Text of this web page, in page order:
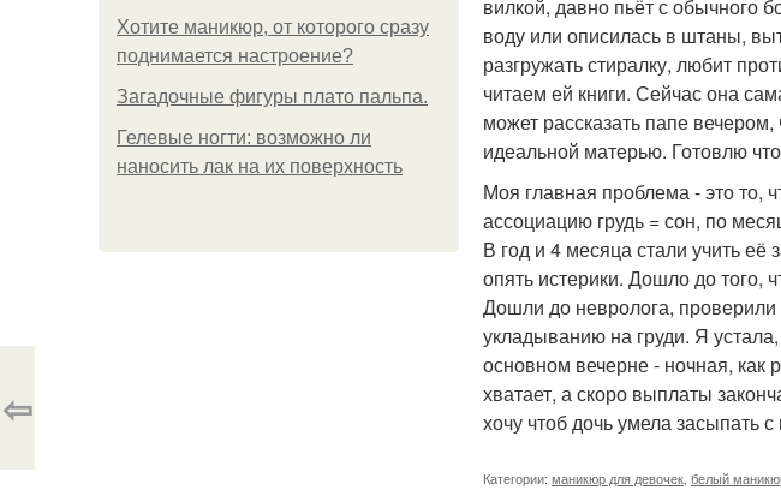
Хотите маникюр, от которого сразу
поднимается настроение?
Загадочные фигуры плато пальпа.
Гелевые ногти: возможно ли
наносить лак на их поверхность
вилкой, давно пьёт с обычного
воду или описилась в штаны,
разгружать стиралку, любит
читаем ей книги. Сейчас она
может рассказать папе
идеальной матерью. Готовлю
Моя главная проблема - это то,
ассоциацию грудь = сон, по
В год и 4 месяца стали учить её
опять истерики. Дошло до того,
Дошли до невролога, проверили
укладыванию на груди. Я
основном вечерне - ночная, как
хватает, а скоро выплаты
хочу чтоб дочь умела засыпать
Категории: маникюр для девочек белый
⇦